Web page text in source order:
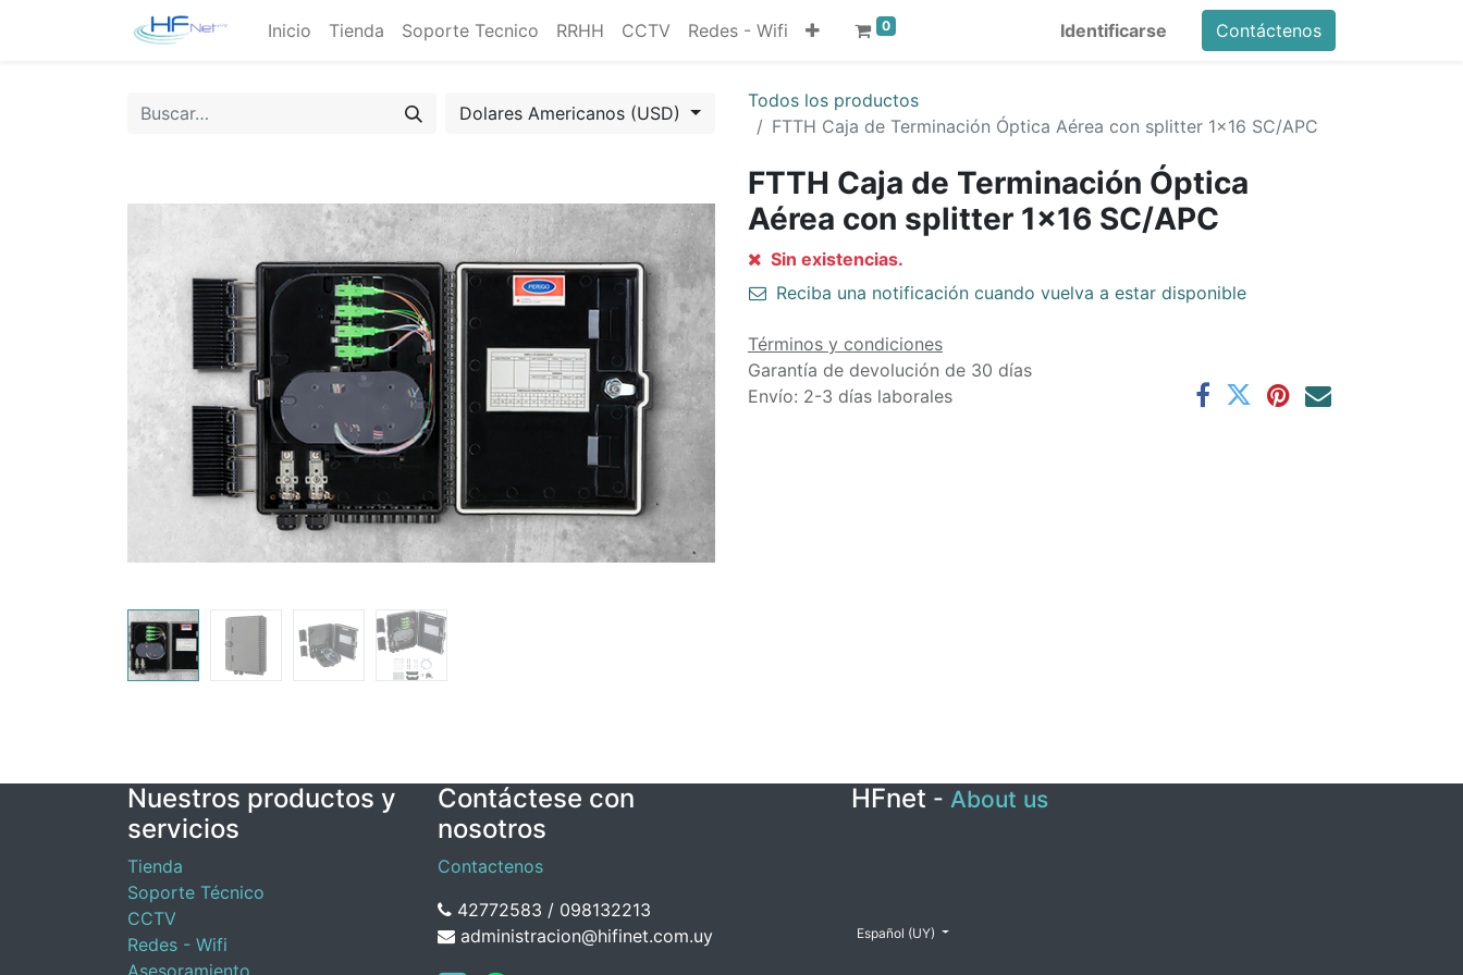
Inicio Tienda Soporte Tecnico RRHH CCTV Redes - Wifi 0 Identificarse Contáctenos
Dolares Americanos (USD)
Todos los productos
FTTH Caja de Terminación Óptica Aérea con splitter 1x16 SC/APC
FTTH Caja de Terminación Óptica
Aérea con splitter 1x16 SC/APC
Sin existencias.
Reciba una notificación cuando vuelva a estar disponible
Términos y condiciones
Garantía de devolución de 30 días
Envío: 2-3 días laborales
Nuestros productos y
servicios
Tienda
Soporte Técnico
CCTV
Redes - Wifi
Asesoramiento
Contáctese con
nosotros
Contactenos
42772583 / 098132213
administracion@hifinet.com.uy
HFnet - About us
Español (UY)